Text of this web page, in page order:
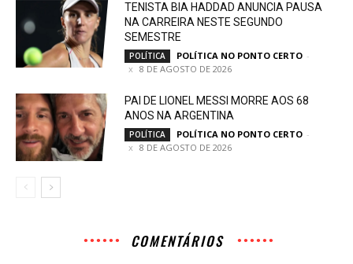
TENISTA BIA HADDAD ANUNCIA PAUSA
NA CARREIRA NESTE SEGUNDO
SEMESTRE
POLÍTICA POLÍTICA NO PONTO CERTO -
8 DE AGOSTO DE 2026
PAI DE LIONEL MESSI MORRE AOS 68
ANOS NA ARGENTINA
POLÍTICA POLÍTICA NO PONTO CERTO -
8 DE AGOSTO DE 2026
COMENTÁRIOS